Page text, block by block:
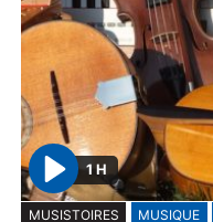
P
1 H
MUSISTOIRES MUSIQUE